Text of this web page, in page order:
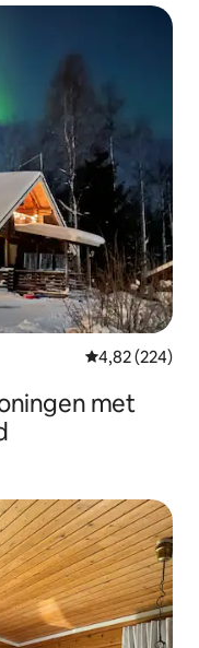
Gemiddelde
4,82 (224)
met